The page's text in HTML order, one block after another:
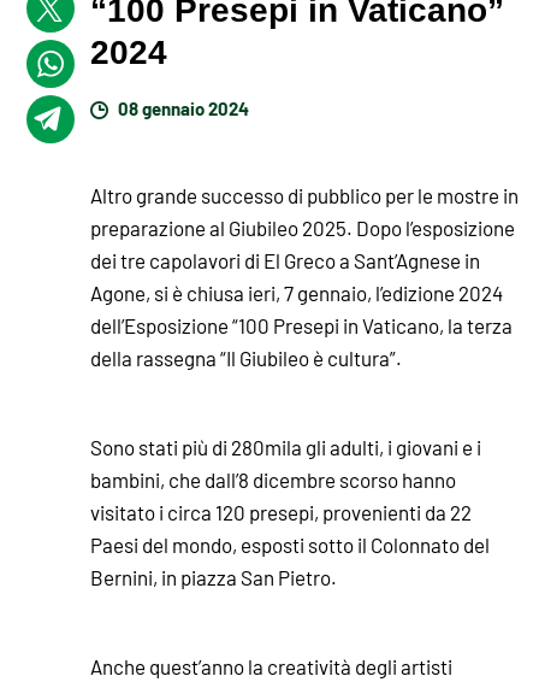
“100 Presepi in Vaticano”
2024
08 gennaio 2024
Altro grande successo di pubblico per le mostre in
preparazione al Giubileo 2025. Dopo l’esposizione
dei tre capolavori di El Greco a Sant’Agnese in
Agone, si è chiusa ieri, 7 gennaio, l’edizione 2024
dell’Esposizione “100 Presepi in Vaticano, la terza
della rassegna “Il Giubileo è cultura”.
Sono stati più di 280mila gli adulti, i giovani e i
bambini, che dall’8 dicembre scorso hanno
visitato i circa 120 presepi, provenienti da 22
Paesi del mondo, esposti sotto il Colonnato del
Bernini, in piazza San Pietro.
Anche quest’anno la creatività degli artisti